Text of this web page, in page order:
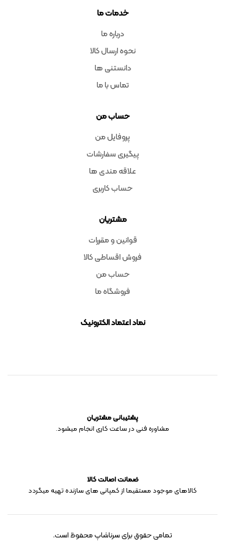
خدمات ما
درباره ما
نحوه ارسال کالا
دانستنی ها
تماس با ما
حساب من
پروفایل من
پیگیری سفارشات
علاقه مندی ها
حساب کاربری
مشتریان
قوانین و مقررات
فروش اقساطی کالا
حساب من
فروشگاه ما
نماد اعتماد الکترونیک
پشتیبانی مشتریان
مشاوره فنی در ساعت کاری انجام میشود.
ضمانت اصالت کالا
کالاهای موجود مستقیما از کمپانی های سازنده تهیه میگردد
تمامی حقوق برای سرناشاپ محفوظ است.